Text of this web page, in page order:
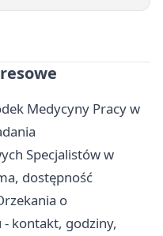
Medycyny Pracy w
Specjalistów w
dostępność
o
- kontakt, godziny,